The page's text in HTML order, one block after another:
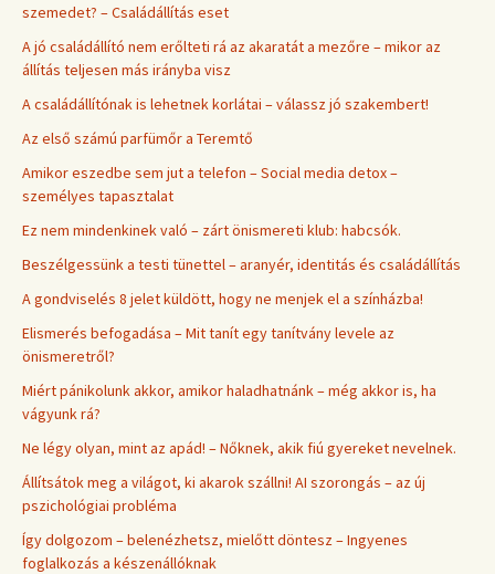
szemedet? – Családállítás eset
A jó családállító nem erőlteti rá az akaratát a mezőre – mikor az
állítás teljesen más irányba visz
A családállítónak is lehetnek korlátai – válassz jó szakembert!
Az első számú parfümőr a Teremtő
Amikor eszedbe sem jut a telefon – Social media detox –
személyes tapasztalat
Ez nem mindenkinek való – zárt önismereti klub: habcsók.
Beszélgessünk a testi tünettel – aranyér, identitás és családállítás
A gondviselés 8 jelet küldött, hogy ne menjek el a színházba!
Elismerés befogadása – Mit tanít egy tanítvány levele az
önismeretről?
Miért pánikolunk akkor, amikor haladhatnánk – még akkor is, ha
vágyunk rá?
Ne légy olyan, mint az apád! – Nőknek, akik fiú gyereket nevelnek.
Állítsátok meg a világot, ki akarok szállni! AI szorongás – az új
pszichológiai probléma
Így dolgozom – belenézhetsz, mielőtt döntesz – Ingyenes
foglalkozás a készenállóknak